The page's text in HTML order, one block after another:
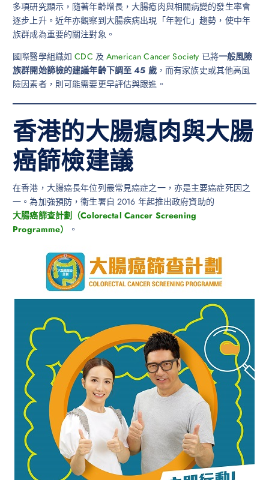
多項研究顯示，隨著年齡增長，大腸瘜肉與相關病變的發生率會
逐步上升。近年亦觀察到大腸疾病出現「年輕化」趨勢，使中年
族群成為重要的關注對象。
國際醫學組織如CDC 及American Cancer Society 已將一般風險
族群開始篩檢的建議年齡下調至 45 歲，而有家族史或其他高風
險因素者，則可能需要更早評估與跟進。
香港的大腸瘜肉與大腸
癌篩檢建議
在香港，大腸癌長年位列最常見癌症之一，亦是主要癌症死因之
一。為加強預防，衞生署自 2016 年起推出政府資助的
大腸癌篩查計劃（Colorectal Cancer Screening
Programme）
。